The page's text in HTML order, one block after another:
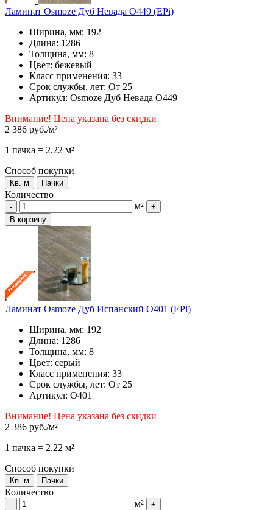
Ламинат Osmoze Дуб Невада О449 (EPi)
Ширина, мм: 192
Длина: 1286
Толщина, мм: 8
Цвет: бежевый
Класс применения: 33
Срок службы, лет: От 25
Артикул: Osmoze Дуб Невада О449
Внимание! Цена указана без скидки
2 386 руб./м²
1 пачка = 2.22 м²
Способ покупки
Кв. м Пачки
Количество
- м²
+
В корзину
Ламинат Osmoze Дуб Испанский О401 (EPi)
Ширина, мм: 192
Длина: 1286
Толщина, мм: 8
Цвет: серый
Класс применения: 33
Срок службы, лет: От 25
Артикул: О401
Внимание! Цена указана без скидки
2 386 руб./м²
1 пачка = 2.22 м²
Способ покупки
Кв. м Пачки
Количество
- м²
+